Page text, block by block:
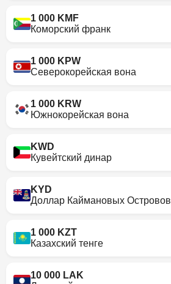
1 000 KMF
Коморский франк
1 000 KPW
Северокорейская вона
1 000 KRW
Южнокорейская вона
KWD
Кувейтский динар
KYD
Доллар Каймановых Островов
1 000 KZT
Казахский тенге
10 000 LAK